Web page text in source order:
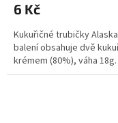
6 Kč
Kukuřičné trubičky
balení obsahuje dvě
krémem (80%), váha 18g.